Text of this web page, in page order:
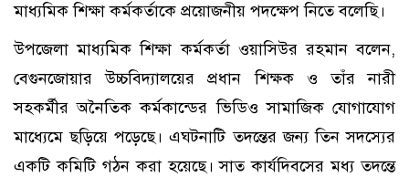
মাধ্যমিক শিক্ষা কর্মকর্তাকে প্রয়োজনীয় পদক্ষেপ নিতে বলেছি।
উপজেলা মাধ্যমিক শিক্ষা কর্মকর্তা ওয়াসিউর রহমান বলেন,
বেগুনজোয়ার উচ্চবিদ্যালয়ের প্রধান শিক্ষক ও তাঁর নারী
সহকর্মীর অনৈতিক কর্মকান্ডের ভিডিও সামাজিক যোগাযোগ
মাধ্যেমে ছড়িয়ে পড়েছে। এঘটনাটি তদন্তের জন্য তিন সদস্যের
একটি কমিটি গঠন করা হয়েছে। সাত কার্যদিবসের মধ্য তদন্তে